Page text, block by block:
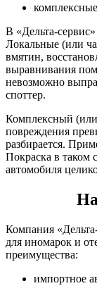
В «Дельта-
Локальные (или
вмятин,
выравнивания
невозможно
споттер.
Комплексный
повреждения
разбирается.
Покраска в таком
автомобиля
Компания
для иномарок и
преимущества:
импортное